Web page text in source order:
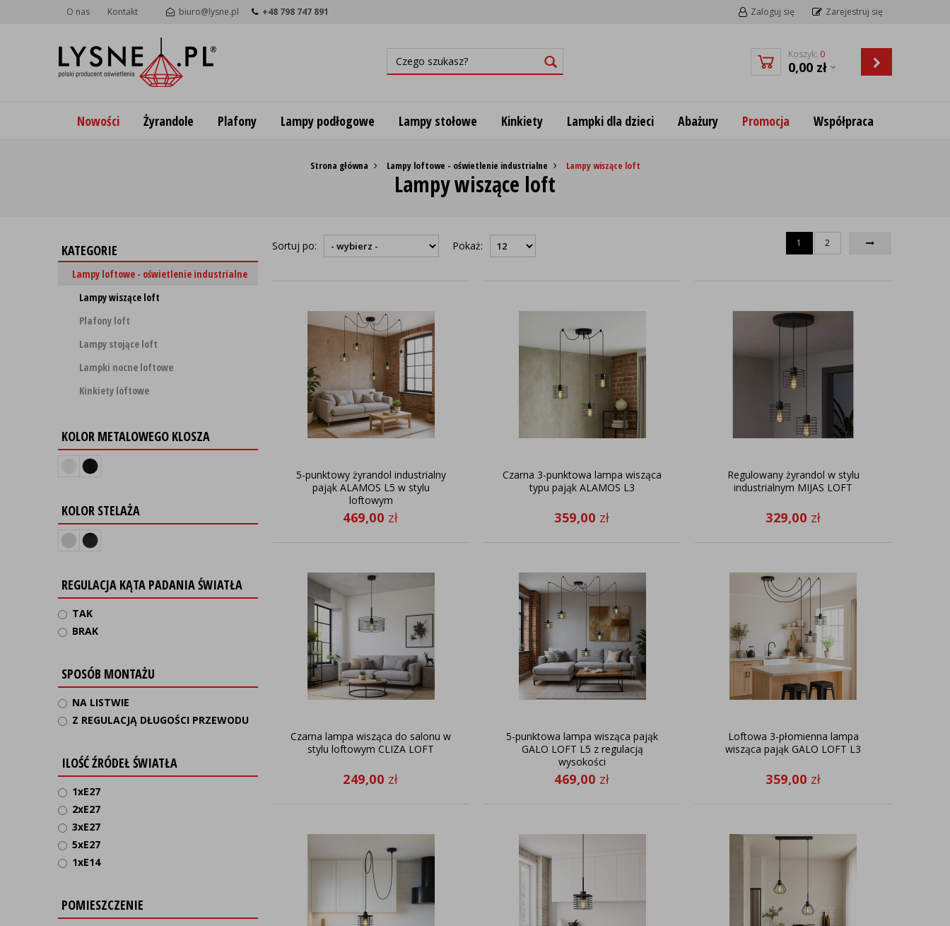
O nas Kontakt biuro@lysne.pl +48 798 747 891 Zaloguj się Zarejestruj się
Koszyk: 0
0,00 zł
Nowości Żyrandole Plafony Lampy podłogowe Lampy stołowe Kinkiety Lampki dla dzieci Abażury Promocja Współpraca
Strona główna Lampy loftowe - oświetlenie industrialne Lampy wiszące loft
Lampy wiszące loft
KATEGORIE
Lampy loftowe - oświetlenie industrialne
Lampy wiszące loft
Plafony loft
Lampy stojące loft
Lampki nocne loftowe
Kinkiety loftowe
KOLOR METALOWEGO KLOSZA
KOLOR STELAŻA
REGULACJA KĄTA PADANIA ŚWIATŁA
TAK
BRAK
SPOSÓB MONTAŻU
NA LISTWIE
Z REGULACJĄ DŁUGOŚCI PRZEWODU
ILOŚĆ ŹRÓDEŁ ŚWIATŁA
1xE27
2xE27
3xE27
5xE27
1xE14
POMIESZCZENIE
Sortuj po: Pokaż: 1 2
5-punktowy żyrandol industrialny
pająk ALAMOS L5 w stylu
loftowym
469,00 zł
Czarna 3-punktowa lampa wisząca
typu pająk ALAMOS L3
359,00 zł
Regulowany żyrandol w stylu
industrialnym MIJAS LOFT
329,00 zł
Czarna lampa wisząca do salonu w
stylu loftowym CLIZA LOFT
249,00 zł
5-punktowa lampa wisząca pająk
GALO LOFT L5 z regulacją
wysokości
469,00 zł
Loftowa 3-płomienna lampa
wisząca pająk GALO LOFT L3
359,00 zł